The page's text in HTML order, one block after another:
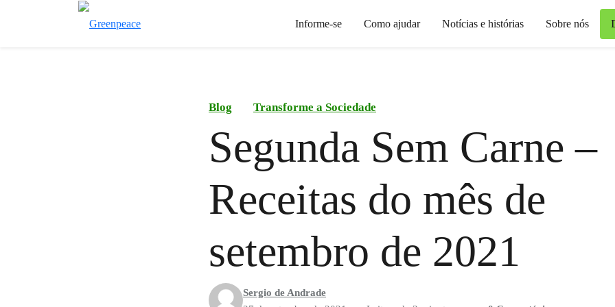
Informe-se Como ajudar Notícias e histórias Sobre nós
Blog Transforme a Sociedade
Segunda Sem Carne –
Receitas do mês de
setembro de 2021
Sergio de Andrade